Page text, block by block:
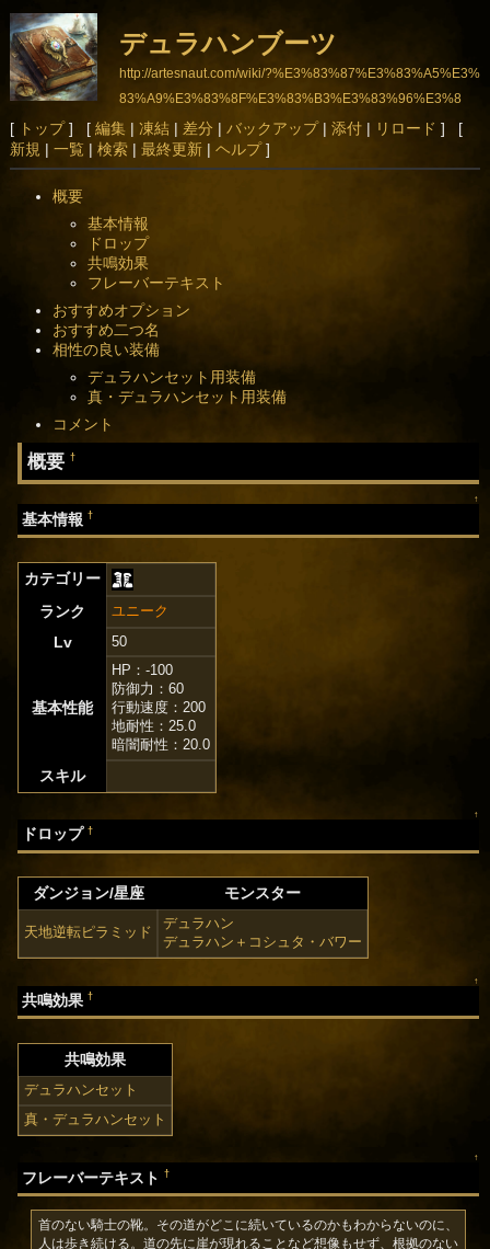
デュラハンブーツ
http://artesnaut.com/wiki/?%E3%83%87%E3%83%A5%E3%
83%A9%E3%83%8F%E3%83%B3%E3%83%96%E3%8
3%BC%E3%83%84
[ トップ] [ 編集| 凍結| 差分 | バックアップ| 添付| リロード ] [
新規 | 一覧 | 検索| 最終更新| ヘルプ]
概要
基本情報
ドロップ
共鳴効果
フレーバーテキスト
おすすめオプション
おすすめ二つ名
相性の良い装備
デュラハンセット用装備
真・デュラハンセット用装備
コメント
概要†
↑
基本情報†
カテゴリー
ランク
ユニーク
Lv 50
基本性能
HP：-100
防御力：60
行動速度：200
地耐性：25.0
暗闇耐性：20.0
スキル
↑
ドロップ†
ダンジョン/星座 モンスター
天地逆転ピラミッド
デュラハン
デュラハン＋コシュタ・バワー
↑
共鳴効果†
共鳴効果
デュラハンセット
真・デュラハンセット
↑
フレーバーテキスト†
首のない騎士の靴。その道がどこに続いているのかもわからないのに、
人は歩き続ける。道の先に崖が現れることなど想像もせず、根拠のない